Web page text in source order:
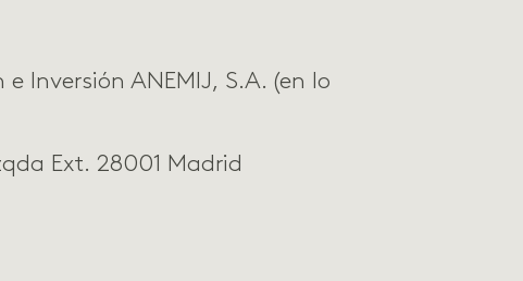
Inversión ANEMIJ, S.A. (en lo
Ext. 28001 Madrid